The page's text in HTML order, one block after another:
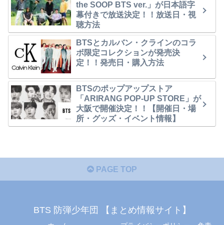
the SOOP BTS ver.」が日本語字
幕付きで放送決定！！放送日・視
聴方法
BTSとカルバン・クラインのコラ
ボ限定コレクションが発売決
定！！発売日・購入方法
BTSのポップアップストア
「ARIRANG POP-UP STORE」が
大阪で開催決定！！【開催日・場
所・グッズ・イベント情報】
PAGE TOP
BTS 防弾少年団 【まとめ情報サイト】